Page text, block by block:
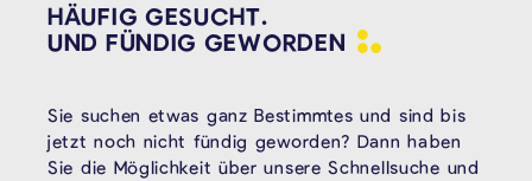
HÄUFIG GESUCHT.
UND FÜNDIG GEWORDEN
Sie suchen etwas ganz Bestimmtes und sind bis
jetzt noch nicht fündig geworden? Dann haben
Sie die Möglichkeit über unsere Schnellsuche und